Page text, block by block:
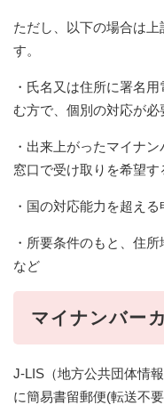
ただし、以下の場合は
す。
・氏名又は住所に署名
む方で、個別の対応が必
・出来上がったマイナ
窓口で受け取りを希望す
・国の対応能力を超え
・所要条件のもと、住
など
マイナンバー
J-LIS（地方公共団体情
に簡易書留郵便(転送不要